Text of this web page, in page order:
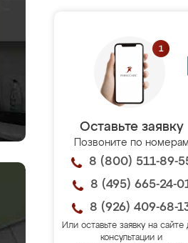
Оставьте заявку
Позвоните по номерам
8 (800) 511-89-
8 (495) 665-24-
8 (926) 409-68-
Или оставьте заявку на сайте
консультации и